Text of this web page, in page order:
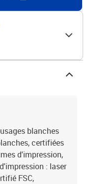
blanches
certifiées
d'impression,
: laser
FSC,